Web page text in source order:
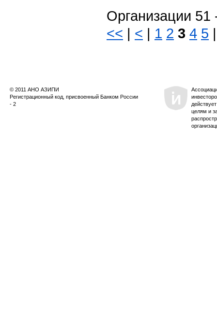
Организации 51
<< | < | 1 2 3 4 5
© 2011 АНО АЗИПИ
Регистрационный код, присвоенный Банком России
- 2
целям и